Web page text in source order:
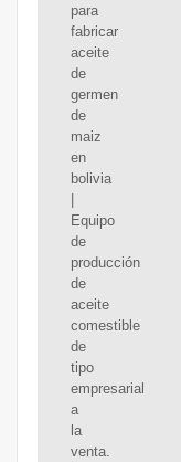
para
fabricar
aceite
de
germen
de
maiz
en
bolivia
Equipo
de
producción
de
aceite
comestible
de
tipo
empresarial
a
la
venta.